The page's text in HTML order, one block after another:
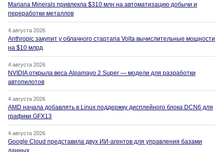
Mariana Minerals привлекла $310 млн на автоматизацию добычи и
переработки металлов
4 августа 2026
Anthropic закупит у облачного стартапа Volta вычислительные мощности
на $10 млрд
4 августа 2026
NVIDIA открыла веса Alpamayo 2 Super — модели для разработки
автопилотов
4 августа 2026
AMD начала добавлять в Linux поддержку дисплейного блока DCN6 для
графики GFX13
4 августа 2026
Google Cloud представила двух ИИ-агентов для управления базами
данных